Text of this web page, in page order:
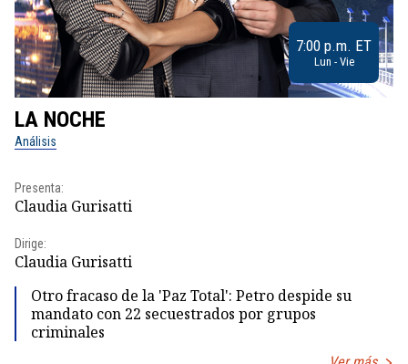
7:00 p.m. ET
Lun - Vie
LA NOCHE
Análisis
Presenta:
Claudia Gurisatti
Dirige:
Claudia Gurisatti
Otro fracaso de la 'Paz Total': Petro despide su
mandato con 22 secuestrados por grupos
criminales